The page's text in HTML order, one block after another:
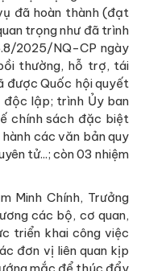
đã hoàn thành (đạt
trọng như đã trình
2025/NQ-CP ngày
thường, hỗ trợ, tái
được Quốc hội quyết
độc lập; trình Ủy ban
chính sách đặc biệt
các văn bản quy
tử...; còn 03 nhiệm
Minh Chính, Trưởng
các bộ, cơ quan,
triển khai công việc
đơn vị liên quan kịp